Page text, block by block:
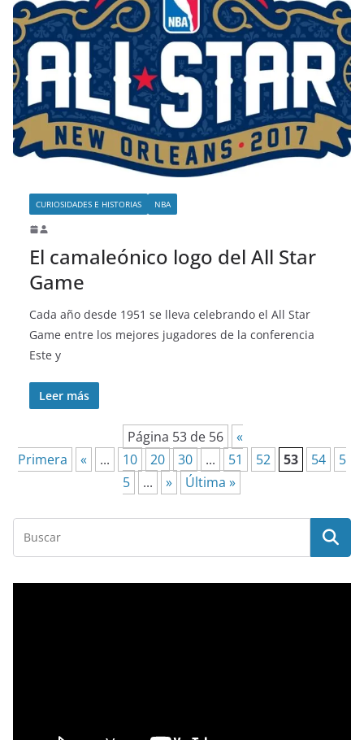
CURIOSIDADES E HISTORIAS NBA
El camaleónico logo del All Star
Game
Cada año desde 1951 se lleva celebrando el All Star
Game entre los mejores jugadores de la conferencia
Este y
Leer más
Página 53 de 56
«
Primera
« ... 10 20 30 ... 51 52 53 54
5
5
... » Última »